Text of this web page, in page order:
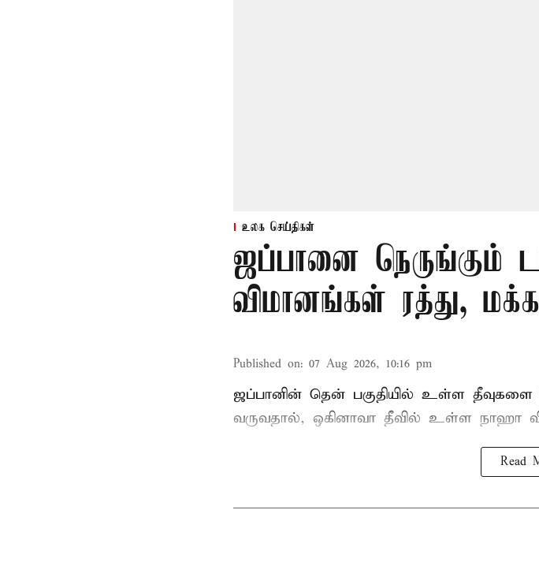
உலக செய்திகள்
ஜப்பானை நெருங்கும்
விமானங்கள் ரத்து,
Published on: 07 Aug 2026, 10:16 pm
ஜப்பானின் தென் பகுதியில் உள்ள தீவுகளை
வருவதால், ஒகினாவா தீவில் உள்ள நாஹா
Read